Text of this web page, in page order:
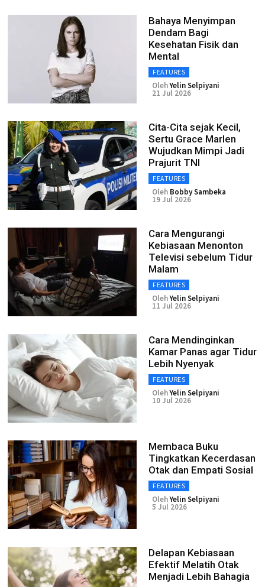
Bahaya Menyimpan
Dendam Bagi
Kesehatan Fisik dan
Mental
FEATURES
OlehYelin Selpiyani
21 Jul 2026
Cita-Cita sejak Kecil,
Sertu Grace Marlen
Wujudkan Mimpi Jadi
Prajurit TNI
FEATURES
Oleh Bobby Sambeka
19 Jul 2026
Cara Mengurangi
Kebiasaan Menonton
Televisi sebelum Tidur
Malam
FEATURES
OlehYelin Selpiyani
11 Jul 2026
Cara Mendinginkan
Kamar Panas agar Tidur
Lebih Nyenyak
FEATURES
OlehYelin Selpiyani
10 Jul 2026
Membaca Buku
Tingkatkan Kecerdasan
Otak dan Empati Sosial
FEATURES
OlehYelin Selpiyani
5 Jul 2026
Delapan Kebiasaan
Efektif Melatih Otak
Menjadi Lebih Bahagia